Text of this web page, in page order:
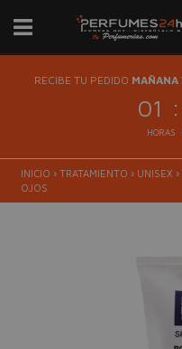
RECIBE TU PEDIDO MAÑANA
01 :
HORAS
INICIO › TRATAMIENTO › UNISEX ›
OJOS